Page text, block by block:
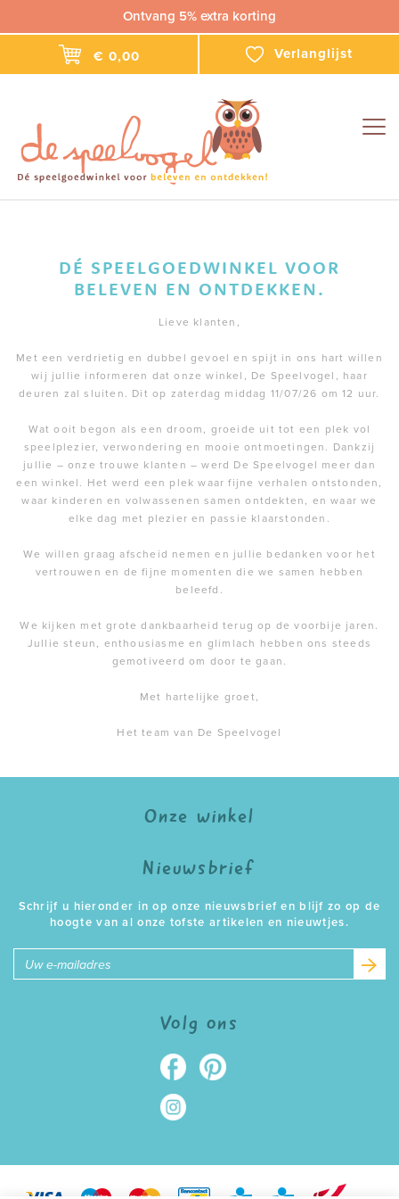
Ontvang 5% extra korting
€ 0,00 Verlanglijst
DÉ SPEELGOEDWINKEL VOOR
BELEVEN EN ONTDEKKEN.
Lieve klanten,
Met een verdrietig en dubbel gevoel en spijt in ons hart willen
wij jullie informeren dat onze winkel, De Speelvogel, haar
deuren zal sluiten. Dit op zaterdag middag 11/07/26 om 12 uur.
Wat ooit begon als een droom, groeide uit tot een plek vol
speelplezier, verwondering en mooie ontmoetingen. Dankzij
jullie – onze trouwe klanten – werd De Speelvogel meer dan
een winkel. Het werd een plek waar fijne verhalen ontstonden,
waar kinderen en volwassenen samen ontdekten, en waar we
elke dag met plezier en passie klaarstonden.
We willen graag afscheid nemen en jullie bedanken voor het
vertrouwen en de fijne momenten die we samen hebben
beleefd.
We kijken met grote dankbaarheid terug op de voorbije jaren.
Jullie steun, enthousiasme en glimlach hebben ons steeds
gemotiveerd om door te gaan.
Met hartelijke groet,
Het team van De Speelvogel
Onze winkel
Nieuwsbrief
Schrijf u hieronder in op onze nieuwsbrief en blijf zo op de
hoogte van al onze tofste artikelen en nieuwtjes.
Volg ons